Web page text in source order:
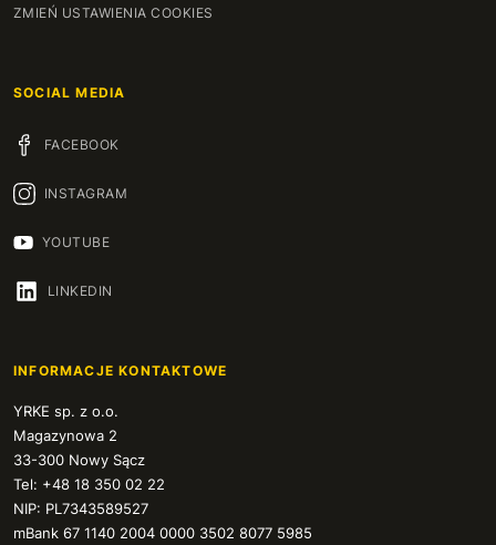
ZMIEŃ USTAWIENIA COOKIES
SOCIAL MEDIA
FACEBOOK
INSTAGRAM
YOUTUBE
LINKEDIN
INFORMACJE KONTAKTOWE
YRKE sp. z o.o.
Magazynowa 2
33-300 Nowy Sącz
Tel: +48 18 350 02 22
NIP: PL7343589527
mBank 67 1140 2004 0000 3502 8077 5985